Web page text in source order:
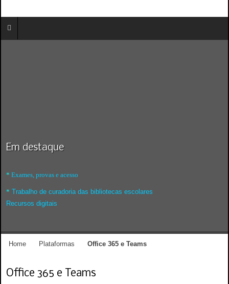
Em destaque
* Exames, provas e acesso
* Trabalho de curadoria das bibliotecas escolares
Recursos digitais
Home Plataformas Office 365 e Teams
Office 365 e Teams